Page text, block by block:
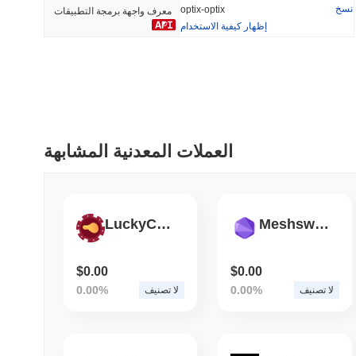
-1.48% -3.04%
معرف واجهة برمجة التطبيقات optix-optix
نسخ
إظهار كيفية الاستخدام
العملات المعدنية المشابهة
LuckyChip
$0.00
0.00% لا تصنيف
Meshswap Protocol
$0.00
0.00% لا تصنيف